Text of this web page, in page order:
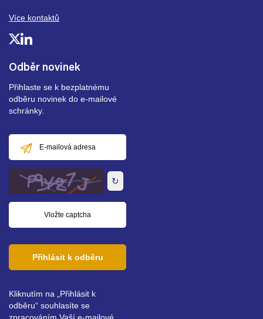
Odběr novinek
Přihlaste se k bezplatnému
odběru novinek do e-mailové
schránky.
mailová
adresa
↻
Přihlásit k odběru
Kliknutím na „Přihlásit k
odběru“ souhlasíte se
Více kontaktů